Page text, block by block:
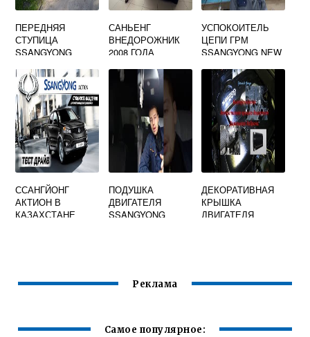
ПЕРЕДНЯЯ
СТУПИЦА
SSANGYONG
САНЬЕНГ
ВНЕДОРОЖНИК
2008 ГОДА
УСПОКОИТЕЛЬ
ЦЕПИ ГРМ
SSANGYONG NEW
ССАНГЙОНГ
АКТИОН В
КАЗАХСТАНЕ
ПОДУШКА
ДВИГАТЕЛЯ
SSANGYONG
ДЕКОРАТИВНАЯ
КРЫШКА
ДВИГАТЕЛЯ
Реклама
Самое популярное: